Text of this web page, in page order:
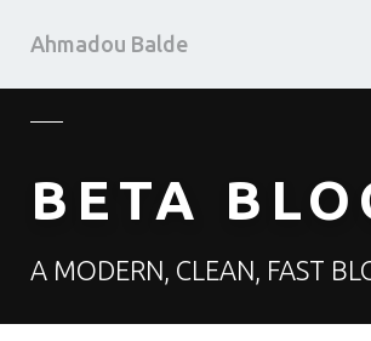
Ahmadou Balde
MA PENSEE
ABOUT ME
BETA
A MODERN, CLEAN, FAST